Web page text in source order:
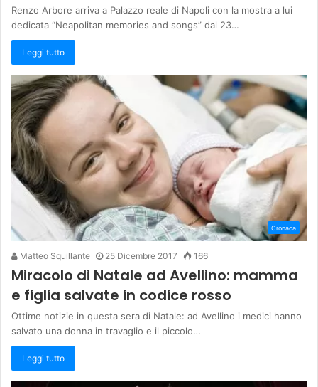
Renzo Arbore arriva a Palazzo reale di Napoli con la mostra a lui
dedicata “Neapolitan memories and songs” dal 23…
Leggi tutto
Cronaca
Matteo Squillante 25 Dicembre 2017 166
Miracolo di Natale ad Avellino: mamma
e figlia salvate in codice rosso
Ottime notizie in questa sera di Natale: ad Avellino i medici hanno
salvato una donna in travaglio e il piccolo…
Leggi tutto